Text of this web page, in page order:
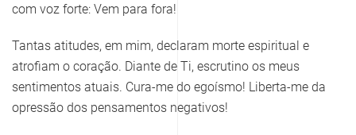
com voz forte: Vem para fora!
Tantas atitudes, em mim, declaram morte espiritual e
atrofiam o coração. Diante de Ti, escrutino os meus
sentimentos atuais. Cura-me do egoísmo! Liberta-me da
opressão dos pensamentos negativos!